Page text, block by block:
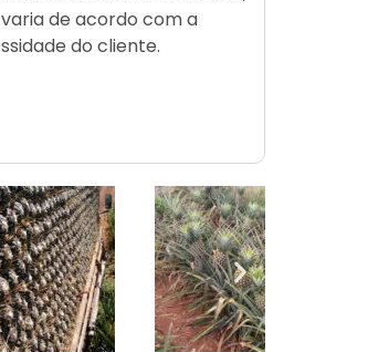
de acordo com a
do cliente.